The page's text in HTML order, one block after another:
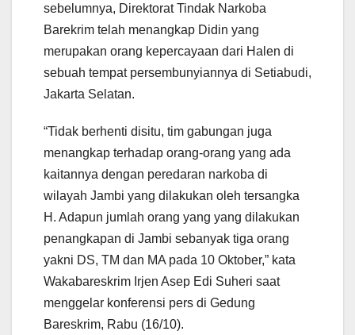
sebelumnya, Direktorat Tindak Narkoba
Barekrim telah menangkap Didin yang
merupakan orang kepercayaan dari Halen di
sebuah tempat persembunyiannya di Setiabudi,
Jakarta Selatan.
“Tidak berhenti disitu, tim gabungan juga
menangkap terhadap orang-orang yang ada
kaitannya dengan peredaran narkoba di
wilayah Jambi yang dilakukan oleh tersangka
H. Adapun jumlah orang yang yang dilakukan
penangkapan di Jambi sebanyak tiga orang
yakni DS, TM dan MA pada 10 Oktober,” kata
Wakabareskrim Irjen Asep Edi Suheri saat
menggelar konferensi pers di Gedung
Bareskrim, Rabu (16/10).